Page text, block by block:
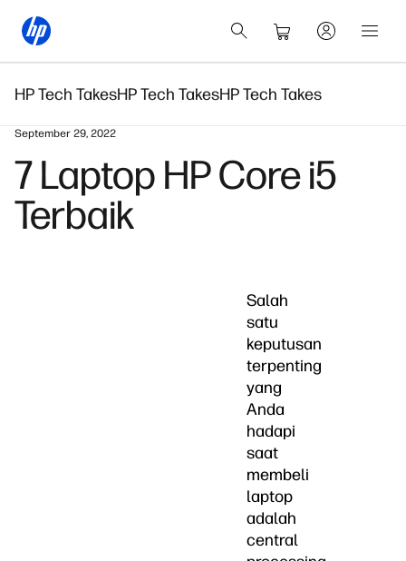
HP Tech TakesHP Tech TakesHP Tech Takes
September 29, 2022
7 Laptop HP Core i5
Terbaik
Salah
satu
keputusan
terpenting
yang
Anda
hadapi
saat
membeli
laptop
adalah
central